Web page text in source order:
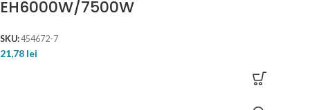
EH6000W/7500W
SKU:454672-7
21,78 lei